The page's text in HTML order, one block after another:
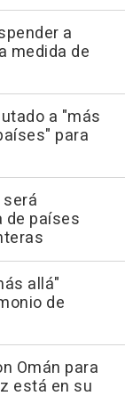
a
medida de
a "más
para
de países
allá"
de
Omán para
está en su